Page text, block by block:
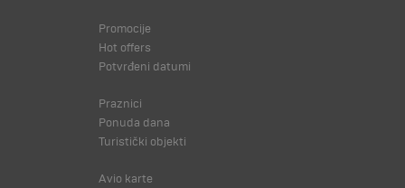
Promocije
Hot offers
Potvrđeni datumi
Praznici
Ponuda dana
Turistički objekti
Avio karte